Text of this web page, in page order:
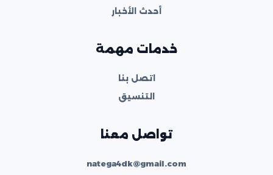
أحدث الأخبار
خدمات مهمة
اتصل بنا
التنسيق
تواصل معنا
natega4dk@gmail.com